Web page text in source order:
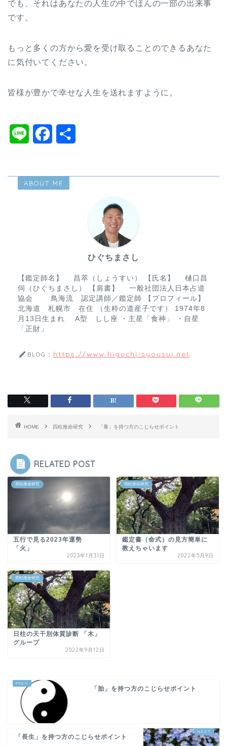
でも、それはあなたの人生の中でほんの一部の出来事
です。
もっと多くの方から愛を受け取ることのできるあなた
に気付いてください。
皆様が豊かで幸せな人生を送れますように。
e e
ABOUT ME
ひぐちまさし
【鑑定師名】 昌萃（しょうすい） 【氏名】 樋口昌
伺（ひぐちまさし） 【肩書】 一般社団法人日本占道
協会 鳥海流 認定講師／鑑定師 【プロフィール】
北海道 札幌市 在住 （生粋の道産子です） 1974年8
月13日生まれ A型 しし座 ・主星「食神」 ・自星
「正財」
BLOG： https://www.higuchi-syousui.net
HOME 四柱推命研究 「養」を持つ方のこじらせポイント
RELATED POST
四柱推命研究
五行で見る2023年運勢
「火」
2023年1月31日
四柱推命研究
鑑定書（命式）の見方簡単に
教えちゃいます
2022年5月9日
四柱推命研究
日柱の天干別体質診断 「木」
グループ
2022年9月12日
「胎」を持つ方のこじらせポイント
「長生」を持つ方のこじらせポイント